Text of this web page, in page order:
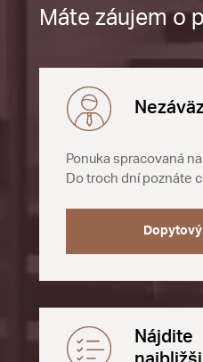
Máte záujem o
Ponuka spracovaná
Do troch dní poznáte
Nájdite